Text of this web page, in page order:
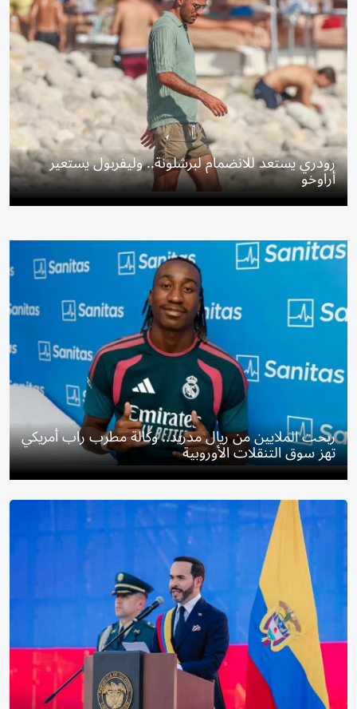
رودري يستعد للانضمام لبرشلونة.. وليفربول يستعير
أراوخو
ربحت الملايين من ريال مدريد.. وكالة مطرب راب أمريكي
تهز سوق التنقلات الأوروبية